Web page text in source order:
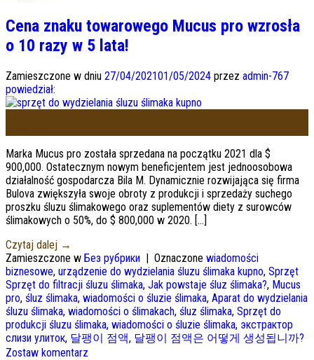
Cena znaku towarowego Mucus pro wzrosła
o 10 razy w 5 lata!
Zamieszczone w dniu 27/04/202101/05/2024 przez admin-767
powiedział:
Marka Mucus pro została sprzedana na początku 2021 dla $
900,000. Ostatecznym nowym beneficjentem jest jednoosobowa
działalność gospodarcza Bila M. Dynamicznie rozwijająca się firma
Bulova zwiększyła swoje obroty z produkcji i sprzedaży suchego
proszku śluzu ślimakowego oraz suplementów diety z surowców
ślimakowych o 50%, do $ 800,000 w 2020. […]
Czytaj dalej →
Zamieszczone w Без рубрики | Oznaczone wiadomości
biznesowe, urządzenie do wydzielania śluzu ślimaka kupno, Sprzęt
Sprzęt do filtracji śluzu ślimaka, Jak powstaje śluz ślimaka?, Mucus
pro, śluz ślimaka, wiadomości o śluzie ślimaka, Aparat do wydzielania
śluzu ślimaka, wiadomości o ślimakach, śluz ślimaka, Sprzęt do
produkcji śluzu ślimaka, wiadomości o śluzie ślimaka, экстрактор
слизи улиток, 달팽이 점액, 달팽이 점액은 어떻게 생성됩니까?
Zostaw komentarz